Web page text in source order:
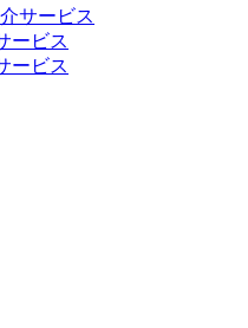
サービス
ービス
ービス